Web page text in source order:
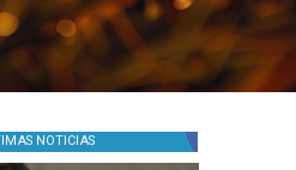
NOTICIAS